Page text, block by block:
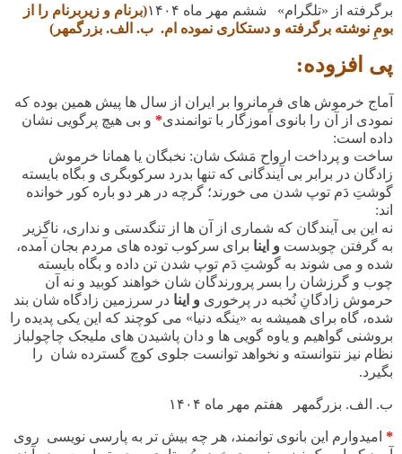
برگرفته از «تلگرام» ششم مهر ماه ۱۴۰۴(برنام و زیربرنام را از
بومِ نوشته برگرفته و دستکاری نموده ام. ب. الف. بزرگمهر)
پی افزوده:
آماج خرموش های فرمانروا بر ایران از سال ها پیش همین بوده که
نمودی از آن را بانوی آموزگار با توانمندی* و بی هیچ پرگویی نشان
داده است:
ساخت و پرداخت ارواح مَشک شان: نخبگان یا همانا خرموش
زادگان در برابر بی آیندگانی که تنها بدرد سرکوبگری و بگاه بایسته
گوشتِ دَم توپ شدن می خورند؛ گرچه در هر دو باره کور خوانده
اند:
نه این بی آیندگان که شماری از آن ها از تنگدستی و نداری، ناگزیر
به گرفتن چوبدست و اینا برای سرکوب توده های مردم بجان آمده،
شده و می شوند به گوشتِ دَم توپ شدن تن داده و بگاه بایسته
چوب و گرزشان را بسر پرورندگان شان خواهند کوبید و نه آن
حرموش زادگانِ نُخبه در پرخوری و اینا در سرزمین زادگاه شان بند
شده، گاه برای همیشه به «ینگه دنیا» می کوچند که این یکی پدیده را
بروشنی گواهیم و یاوه گویی ها و دان پاشیدن های ملیجک چاچولباز
نظام نیز نتوانسته و نخواهد توانست جلوی کوچ گسترده شان را
بگیرد.
ب. الف. بزرگمهر هفتم مهر ماه ۱۴۰۴
* امیدوارم این بانوی توانمند، هر چه بیش تر به پارسی نویسی روی